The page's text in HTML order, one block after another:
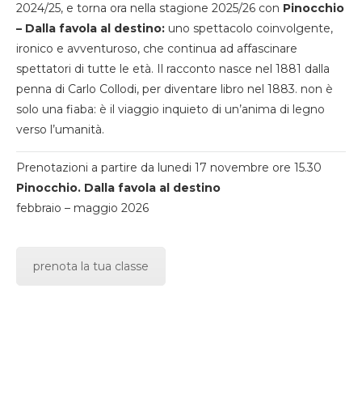
2024/25, e torna ora nella stagione 2025/26 con Pinocchio
– Dalla favola al destino: uno spettacolo coinvolgente,
ironico e avventuroso, che continua ad affascinare
spettatori di tutte le età. Il racconto nasce nel 1881 dalla
penna di Carlo Collodi, per diventare libro nel 1883. non è
solo una fiaba: è il viaggio inquieto di un’anima di legno
verso l’umanità.
Prenotazioni a partire da lunedi 17 novembre ore 15.30
Pinocchio. Dalla favola al destino
febbraio – maggio 2026
prenota la tua classe